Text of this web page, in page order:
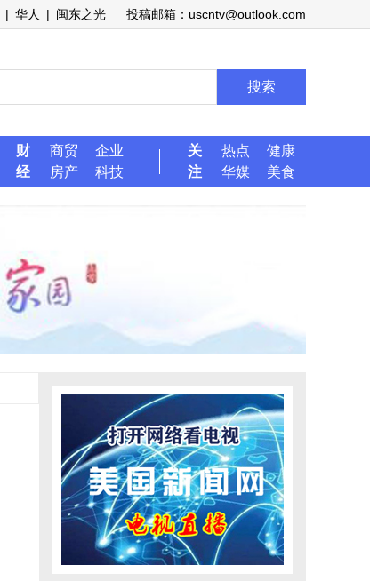
| 华人 | 闽东之光 投稿邮箱：uscntv@outlook.com
搜索
财
经
商贸
企业
房产
科技
关
注
热点
健康
华媒
美食